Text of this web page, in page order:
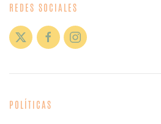
REDES SOCIALES
POLÍTICAS